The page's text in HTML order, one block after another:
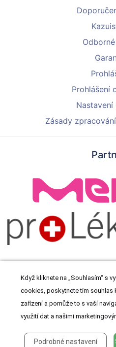
Prohlášení
Nastavení
Zásady
© 2026 Meditorial s.r.o.
Když kliknete na „Souhlasím“ s
cookies, poskytnete tím souhlas
zařízení a pomůže to s vaší
využití dat a našimi
Podrobné nastavení